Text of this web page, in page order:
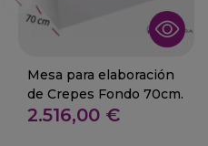
Mesa para elaboración
de Crepes Fondo 70cm.
2.516,00 €